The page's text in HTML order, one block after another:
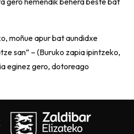
moñue apur bat aundidxe
san” – (Buruko zapia ipintzeko,
eginez gero, dotoreago